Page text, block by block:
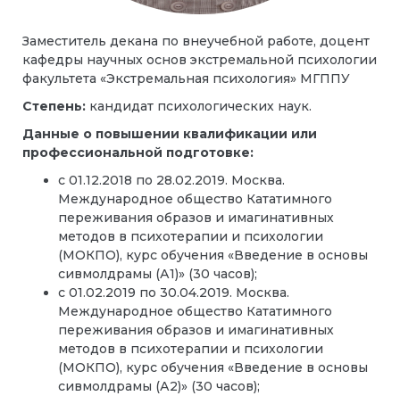
Заместитель декана по внеучебной работе, доцент
кафедры научных основ экстремальной психологии
факультета «Экстремальная психология» МГППУ
Степень: кандидат психологических наук.
Данные о повышении квалификации или
профессиональной подготовке:
с 01.12.2018 по 28.02.2019. Москва.
Международное общество Кататимного
переживания образов и имагинативных
методов в психотерапии и психологии
(МОКПО), курс обучения «Введение в основы
сивмолдрамы (А1)» (30 часов);
с 01.02.2019 по 30.04.2019. Москва.
Международное общество Кататимного
переживания образов и имагинативных
методов в психотерапии и психологии
(МОКПО), курс обучения «Введение в основы
сивмолдрамы (А2)» (30 часов);